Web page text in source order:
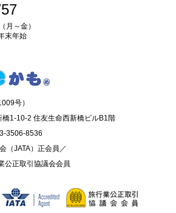
～金）
末年始
号）
1-10-2 住友生命西新橋ビルB1階
3506-8536
（JATA）正会員／
公正取引協議会会員